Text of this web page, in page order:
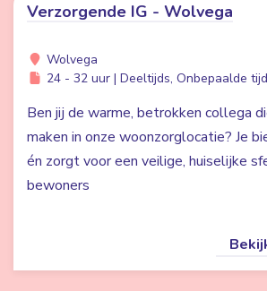
Verzorgende IG - Wolvega
Wolvega
24 - 32 uur | Deeltijds, Onbepaalde tijd
Ben jij de warme, betrokken collega
maken in onze woonzorglocatie? Je
én zorgt voor een veilige, huiselijke
bewoners